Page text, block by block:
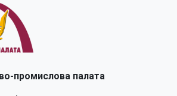
промислова палата